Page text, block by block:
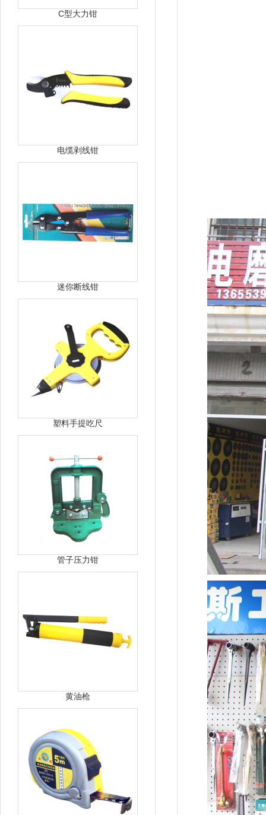
C型大力钳
电缆剥线钳
迷你断线钳
塑料手提吃尺
管子压力钳
黄油枪